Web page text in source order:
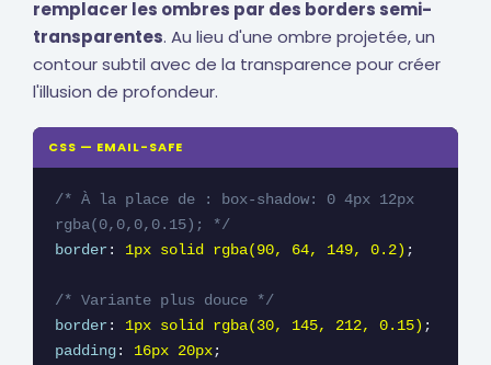
remplacer les ombres par des borders semi-
transparentes. Au lieu d'une ombre projetée, un
contour subtil avec de la transparence pour créer
l'illusion de profondeur.
CSS — EMAIL-SAFE
/* À la place de : box-shadow: 0 4px 12px
rgba(0,0,0,0.15); */
border : 1px solid rgba(90, 64, 149, 0.2) ;
/* Variante plus douce */
border : 1px solid rgba(30, 145, 212, 0.15)
padding: 16px 20px